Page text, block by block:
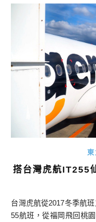
為了不要吃的太有壓力
門店 陣中 冠舌屋資訊
搭台灣虎航IT255
台灣虎航從2017冬季航
55航班，從福岡飛回桃